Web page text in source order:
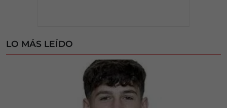
LO MÁS LEÍDO